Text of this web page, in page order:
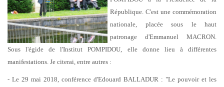
République. C'est une commémoration
nationale, placée sous le haut
patronage d'Emmanuel MACRON.
Sous l'égide de l'Institut POMPIDOU, elle donne lieu à différentes
manifestations. Je citerai, entre autres :
- Le 29 mai 2018, conférence d'Edouard BALLADUR : "Le pouvoir et les